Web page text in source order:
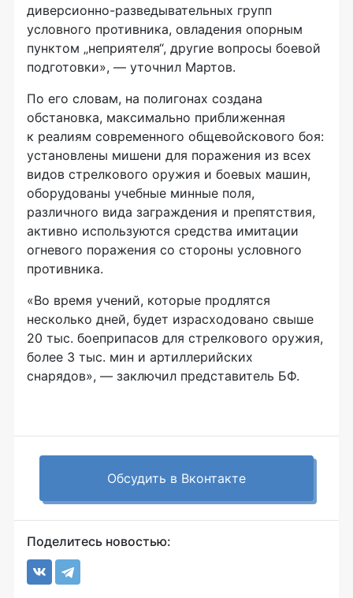
диверсионно-разведывательных групп
условного противника, овладения опорным
пунктом „неприятеля“, другие вопросы боевой
подготовки», — уточнил Мартов.
По его словам, на полигонах создана
обстановка, максимально приближенная
к реалиям современного общевойскового боя:
установлены мишени для поражения из всех
видов стрелкового оружия и боевых машин,
оборудованы учебные минные поля,
различного вида заграждения и препятствия,
активно используются средства имитации
огневого поражения со стороны условного
противника.
«Во время учений, которые продлятся
несколько дней, будет израсходовано свыше
20 тыс. боеприпасов для стрелкового оружия,
более 3 тыс. мин и артиллерийских
снарядов», — заключил представитель БФ.
Обсудить в Вконтакте
Поделитесь новостью: